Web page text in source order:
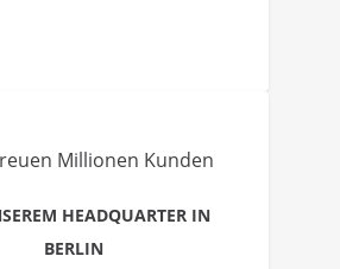
Millionen Kunden
HEADQUARTER IN
BERLIN